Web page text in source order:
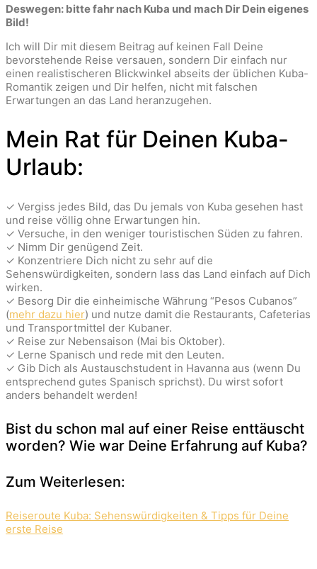
Deswegen: bitte fahr nach Kuba und mach Dir Dein eigenes
Bild!
Ich will Dir mit diesem Beitrag auf keinen Fall Deine
bevorstehende Reise versauen, sondern Dir einfach nur
einen realistischeren Blickwinkel abseits der üblichen Kuba-
Romantik zeigen und Dir helfen, nicht mit falschen
Erwartungen an das Land heranzugehen.
Mein Rat für Deinen Kuba-
Urlaub:
✓ Vergiss jedes Bild, das Du jemals von Kuba gesehen hast
und reise völlig ohne Erwartungen hin.
✓ Versuche, in den weniger touristischen Süden zu fahren.
✓ Nimm Dir genügend Zeit.
✓ Konzentriere Dich nicht zu sehr auf die
Sehenswürdigkeiten, sondern lass das Land einfach auf Dich
wirken.
✓ Besorg Dir die einheimische Währung “Pesos Cubanos”
(mehr dazu hier) und nutze damit die Restaurants, Cafeterias
und Transportmittel der Kubaner.
✓ Reise zur Nebensaison (Mai bis Oktober).
✓ Lerne Spanisch und rede mit den Leuten.
✓ Gib Dich als Austauschstudent in Havanna aus (wenn Du
entsprechend gutes Spanisch sprichst). Du wirst sofort
anders behandelt werden!
Bist du schon mal auf einer Reise enttäuscht
worden? Wie war Deine Erfahrung auf Kuba?
Zum Weiterlesen:
Reiseroute Kuba: Sehenswürdigkeiten & Tipps für Deine
erste Reise